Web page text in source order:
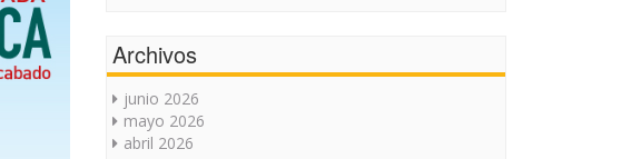
Archivos
junio 2026
mayo 2026
abril 2026